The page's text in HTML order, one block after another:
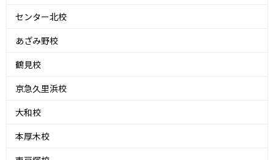
センター北校
あざみ野校
鶴見校
京急久里浜校
大和校
本厚木校